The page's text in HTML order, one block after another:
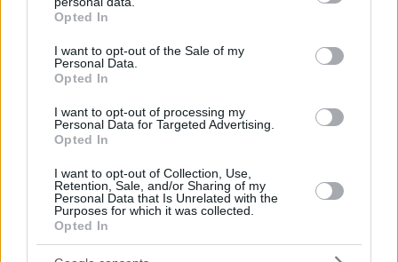
grant or deny consent to Google and its third-party tags to
use your data for below specified purposes in below Google
consent section.
Opted In
I want to opt-out of the Sale of my
Personal Data.
Opted In
I want to opt-out of processing my
Personal Data for Targeted Advertising.
Opted In
I want to opt-out of Collection, Use,
Retention, Sale, and/or Sharing of my
Personal Data that Is Unrelated with the
Purposes for which it was collected.
Opted In
Ανεύρυσμα: Απλό τεστ του αντίχειρα προμηνύει
τον αυξημένο κίνδυνο – Γίνεται σε 1 λεπτό